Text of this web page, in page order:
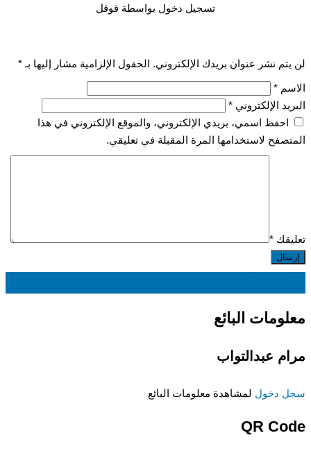
تسجيل دخول بواسطة قوقل
لن يتم نشر عنوان بريدك الإلكتروني. الحقول الإلزامية مشار إليها بـ *
الاسم *
البريد الإلكتروني *
احفظ اسمي، بريدي الإلكتروني، والموقع الإلكتروني في هذا
المتصفح لاستخدامها المرة المقبلة في تعليقي.
تعليقك *
معلومات البائع
مرام عبدالتواب
سجل دخول لمشاهدة معلومات البائع
QR Code